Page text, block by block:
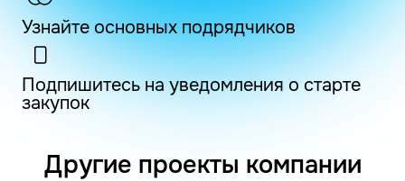
Узнайте основных подрядчиков
Подпишитесь на уведомления о старте
закупок
Другие проекты компании